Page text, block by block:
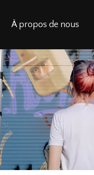
À propos de nous